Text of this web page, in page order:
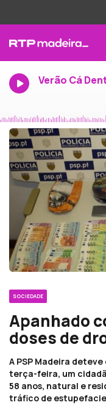
Verão Cá
SOCIEDADE
Apanhado
doses de
A PSP Madeira
terça-feira, um
58 anos, natural e
tráfico de